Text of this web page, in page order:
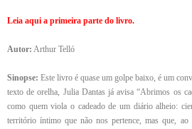
Leia aqui a primeira parte do livro.
Autor: Arthur Telló
Sinopse: Este livro é quase um golpe baixo, é um
texto de orelha, Julia Dantas já avisa “Abrimos os
como quem viola o cadeado de um diário alheio:
território íntimo que não nos pertence, mas que,